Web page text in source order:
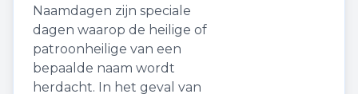
Naamdagen zijn speciale
dagen waarop de heilige of
patroonheilige van een
bepaalde naam wordt
herdacht. In het geval van